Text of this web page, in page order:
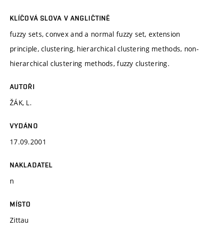
KLÍČOVÁ SLOVA V ANGLIČTINĚ
fuzzy sets, convex and a normal fuzzy set, extension
principle, clustering, hierarchical clustering methods, non-
hierarchical clustering methods, fuzzy clustering.
AUTOŘI
ŽÁK, L.
VYDÁNO
17.09.2001
NAKLADATEL
n
MÍSTO
Zittau